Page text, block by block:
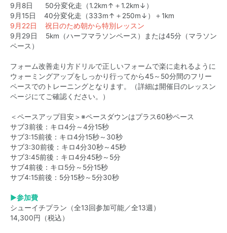
9月8日 50分変化走（1.2km↑＋1.2km↓）
9月15日 40分変化走（333m↑＋250m↓）＋1km
9月22日 祝日のため朝から特別レッスン
9月29日 5km（ハーフマラソンペース）または45分（マラソン
ペース）
フォーム改善走り方ドリルで正しいフォームで楽に走れるように
ウォーミングアップをしっかり行ってから45～50分間のフリー
ペースでのトレーニングとなります。（詳細は開催日のレッスン
ページにてご確認ください。）
＜ペースアップ目安＞※ペースダウンはプラス60秒ペース
サブ3前後：キロ4分～4分15秒
サブ3:15前後：キロ4分15秒～30秒
サブ3:30前後：キロ4分30秒～45秒
サブ3:45前後：キロ4分45秒～5分
サブ4前後：キロ5分～5分15秒
サブ4:15前後：5分15秒～5分30秒
▶参加費
シューイチプラン（全13回参加可能／全13週）
14,300円（税込）